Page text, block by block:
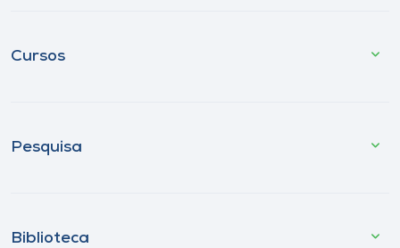
Cursos
Pesquisa
Biblioteca